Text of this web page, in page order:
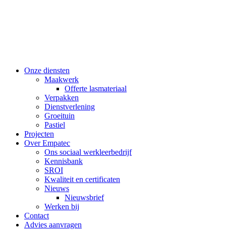
Onze diensten
Maakwerk
Offerte lasmateriaal
Verpakken
Dienstverlening
Groeituin
Pastiel
Projecten
Over Empatec
Ons sociaal werkleerbedrijf
Kennisbank
SROI
Kwaliteit en certificaten
Nieuws
Nieuwsbrief
Werken bij
Contact
Advies aanvragen